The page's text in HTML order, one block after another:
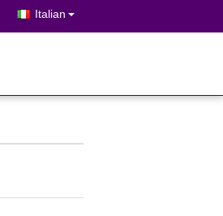
Italian